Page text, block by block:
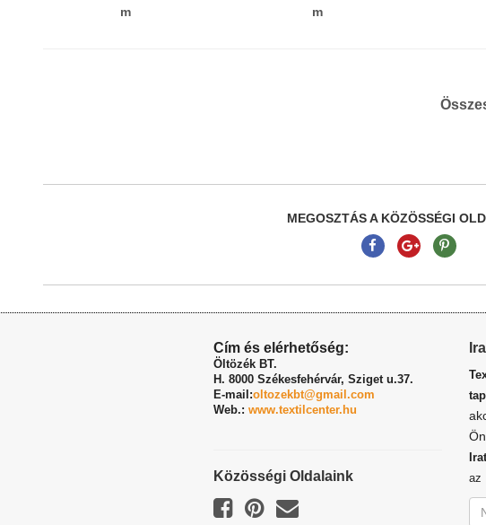
m
m
MEGOSZTÁS A KÖZÖSSÉGI
Cím és elérhetőség:
Öltözék BT.
H. 8000 Székesfehérvár, Sziget u.37.
E-mail:oltozekbt@gmail.com
Web.: www.textilcenter.hu
Közösségi Oldalaink